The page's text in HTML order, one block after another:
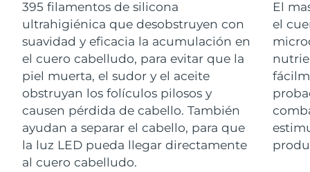
395 filamentos de silicona
ultrahigiénica que desobstruyen con
suavidad y eficacia la acumulación en
el cuero cabelludo, para evitar que la
piel muerta, el sudor y el aceite
obstruyan los folículos pilosos y
causen pérdida de cabello. También
ayudan a separar el cabello, para que
la luz LED pueda llegar directamente
al cuero cabelludo.
El
el
For healthy hair
18% PAP
Cosméticos Hombres
Comprar todo
FOREO APP
Israel
Italia Entrega prevista 8/9/26
Japón Entrega prevista 8/12/26
Jersey Entrega prevista 8/14/26
Kazajistán Entrega prevista 8/11/26